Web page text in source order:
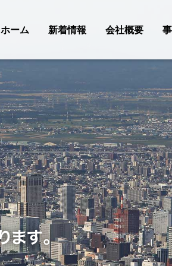
ホーム 新着情報 会社概要